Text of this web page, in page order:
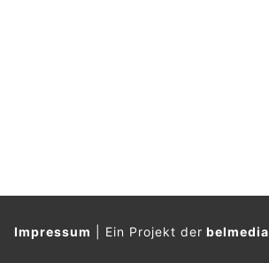
Impressum Ein Projekt derbelmedia